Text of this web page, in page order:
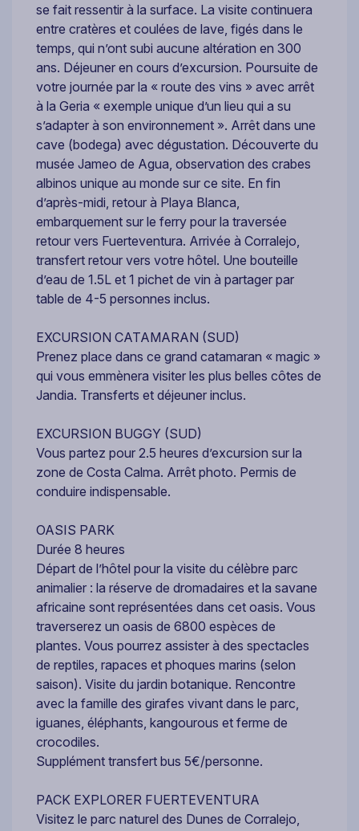
se fait ressentir à la surface. La visite continuera
entre cratères et coulées de lave, figés dans le
temps, qui n’ont subi aucune altération en 300
ans. Déjeuner en cours d’excursion. Poursuite de
votre journée par la « route des vins » avec arrêt
à la Geria « exemple unique d’un lieu qui a su
s’adapter à son environnement ». Arrêt dans une
cave (bodega) avec dégustation. Découverte du
musée Jameo de Agua, observation des crabes
albinos unique au monde sur ce site. En fin
d’après-midi, retour à Playa Blanca,
embarquement sur le ferry pour la traversée
retour vers Fuerteventura. Arrivée à Corralejo,
transfert retour vers votre hôtel. Une bouteille
d’eau de 1.5L et 1 pichet de vin à partager par
table de 4-5 personnes inclus.
EXCURSION CATAMARAN (SUD)
Prenez place dans ce grand catamaran « magic »
qui vous emmènera visiter les plus belles côtes de
Jandia. Transferts et déjeuner inclus.
EXCURSION BUGGY (SUD)
Vous partez pour 2.5 heures d’excursion sur la
zone de Costa Calma. Arrêt photo. Permis de
conduire indispensable.
OASIS PARK
Durée 8 heures
Départ de l’hôtel pour la visite du célèbre parc
animalier : la réserve de dromadaires et la savane
africaine sont représentées dans cet oasis. Vous
traverserez un oasis de 6800 espèces de
plantes. Vous pourrez assister à des spectacles
de reptiles, rapaces et phoques marins (selon
saison). Visite du jardin botanique. Rencontre
avec la famille des girafes vivant dans le parc,
iguanes, éléphants, kangourous et ferme de
crocodiles.
Supplément transfert bus 5€/personne.
PACK EXPLORER FUERTEVENTURA
Visitez le parc naturel des Dunes de Corralejo,